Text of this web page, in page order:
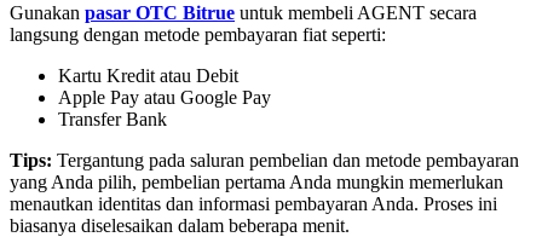
Mitra Bitrue
Gunakan pasar OTC Bitrue untuk membeli AGENT secara
langsung dengan metode pembayaran fiat seperti:
Kartu Kredit atau Debit
Apple Pay atau Google Pay
Transfer Bank
Tips: Tergantung pada saluran pembelian dan metode pembayaran
yang Anda pilih, pembelian pertama Anda mungkin memerlukan
menautkan identitas dan informasi pembayaran Anda. Proses ini
biasanya diselesaikan dalam beberapa menit.